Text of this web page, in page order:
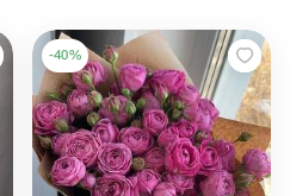
-40%